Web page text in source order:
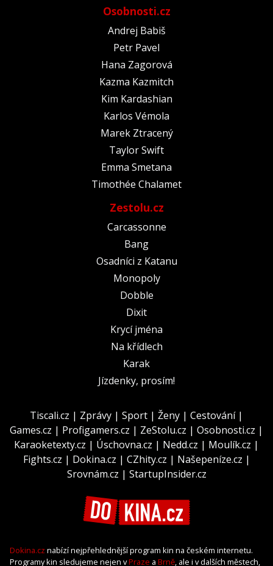
Osobnosti.cz
Andrej Babiš
Petr Pavel
Hana Zagorová
Kazma Kazmitch
Kim Kardashian
Karlos Vémola
Marek Ztracený
Taylor Swift
Emma Smetana
Timothée Chalamet
Zestolu.cz
Carcassonne
Bang
Osadníci z Katanu
Monopoly
Dobble
Dixit
Krycí jména
Na křídlech
Karak
Jízdenky, prosím!
Tiscali.cz | Zprávy | Sport | Ženy | Cestování|
Games.cz | Profigamers.cz | ZeStolu.cz | Osobnosti.cz |
Karaoketexty.cz | Úschovna.cz | Nedd.cz | Moulík.cz |
Fights.cz | Dokina.cz | CZhity.cz | Našepeníze.cz |
Srovnám.cz | StartupInsider.cz
Dokina.cz nabízí nejpřehlednější program kin na českém internetu.
Programy kin sledujeme nejen vPraze a Brně, ale i v dalších městech,